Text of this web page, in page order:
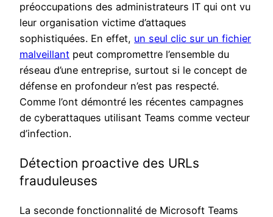
préoccupations des administrateurs IT qui ont vu
leur organisation victime d’attaques
sophistiquées. En effet, un seul clic sur un fichier
malveillant peut compromettre l’ensemble du
réseau d’une entreprise, surtout si le concept de
défense en profondeur n’est pas respecté.
Comme l’ont démontré les récentes campagnes
de cyberattaques utilisant Teams comme vecteur
d’infection.
Détection proactive des URLs
frauduleuses
La seconde fonctionnalité de Microsoft Teams